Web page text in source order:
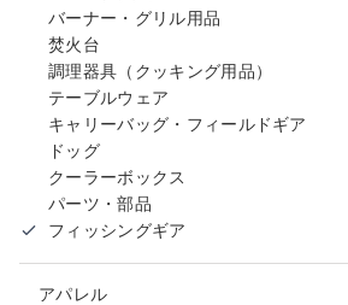
バーナー・グリル用品
焚火台
調理器具（クッキング用品）
テーブルウェア
キャリーバッグ・フィールドギア
ドッグ
クーラーボックス
パーツ・部品
フィッシングギア
アパレル